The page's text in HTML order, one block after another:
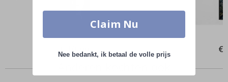
Price
€ 10,00 €
Claim Nu
Nee bedankt, ik betaal de volle prijs